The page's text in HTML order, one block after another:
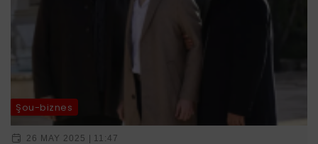
Şou-biznes
26 MAY 2025 | 11:47